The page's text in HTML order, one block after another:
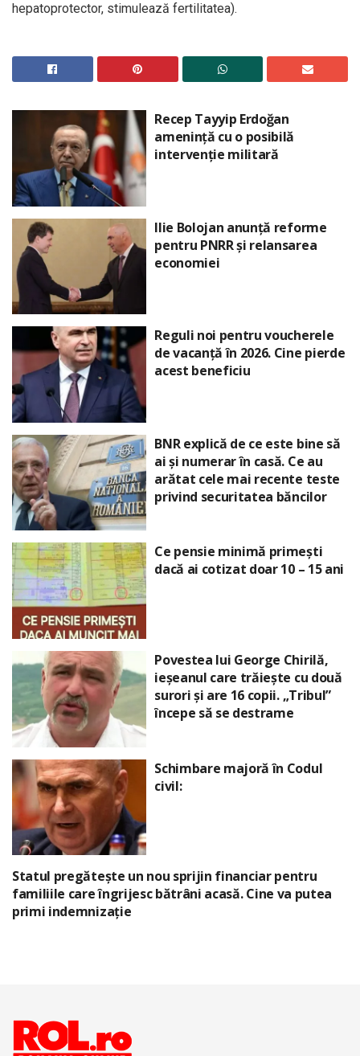
hepatoprotector, stimulează fertilitatea).
Recep Tayyip Erdoğan
amenință cu o posibilă
intervenție militară
Ilie Bolojan anunță reforme
pentru PNRR și relansarea
economiei
Reguli noi pentru voucherele
de vacanță în 2026. Cine pierde
acest beneficiu
BNR explică de ce este bine să
ai și numerar în casă. Ce au
arătat cele mai recente teste
privind securitatea băncilor
Ce pensie minimă primești
dacă ai cotizat doar 10 – 15 ani
Povestea lui George Chirilă,
ieșeanul care trăiește cu două
surori și are 16 copii. „Tribul”
începe să se destrame
Schimbare majoră în Codul
civil:
Statul pregătește un nou sprijin financiar pentru
familiile care îngrijesc bătrâni acasă. Cine va putea
primi indemnizație